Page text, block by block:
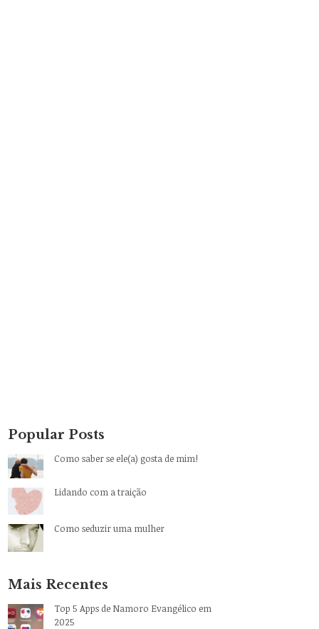
Popular Posts
Como saber se ele(a) gosta de mim!
Lidando com a traição
Como seduzir uma mulher
Mais Recentes
Top 5 Apps de Namoro Evangélico em
2025